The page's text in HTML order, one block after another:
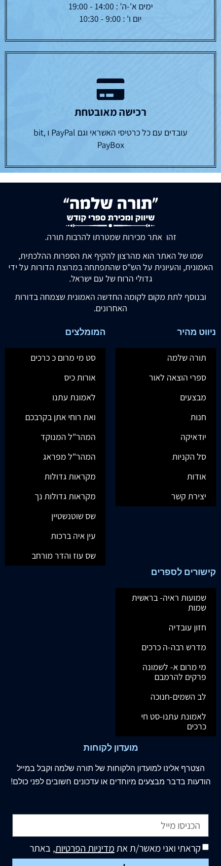
ימים א'-ה' : 14:00 - 19:00
יום ו' : 9:00 - 10:30
רכישה מאובטחת
עובדים עם כל כרטיסי האשראי וגם PayPal ו bit,
PayBox
זהו אתר מכירות שמטרתו להרבות תורה.
שמו של האתר הוא מהרצון להקיף את הספרות ההלכתית,
האמונית, והעיונית על הש"ס שהתפתחה במרוצת הדורות על ידי
גדולי הרוח של עם ישראל.
ובנוסף לתת מקום לקומה החדשה האמונית שצמחה בדורות
האחרונים.
ניווט מהיר
תורה שלמה
ספרי הוצאה לאור
מבצעים
חנות
יודאיקה
סל הקניות
אודות
יצירת קשר
המומלצים
סט מי מרום כ כרכים
אורות כיס
לאמונת עתנו
ואת רוחי אתן בקרבכם
המהר"ל המנוקד
המהר"ל מפראג
מקראות גדולות
מקראות גדולות נך
שס שוטנשטיין
עין איה ברכות
שס עוז והדר מורחב
קישורים לספרים
שמועות ראיה- בראשית
שמות
חזון עובדיה
מדרש רבה-ה כרכים
מי מרום א- לשמונה
פרקים להרמבם
לב השמים-חנוכה
לאמונת עתנו-סט חי
כרכים
מועדון לקוחות
הצטרף אלינו למועדון הלקוחות של תורה שלמה וקבל במייל
הודעות בדבר מבצעים מיוחדים או עדכונים חשובים לפני כולם!
קראתי ואני מאשר/ת אתמדיניות הפרטיות, באתר